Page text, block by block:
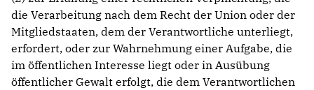
die Verarbeitung nach dem Recht der Union oder der
Mitgliedstaaten, dem der Verantwortliche unterliegt,
erfordert, oder zur Wahrnehmung einer Aufgabe, die
im öffentlichen Interesse liegt oder in Ausübung
öffentlicher Gewalt erfolgt, die dem Verantwortlichen